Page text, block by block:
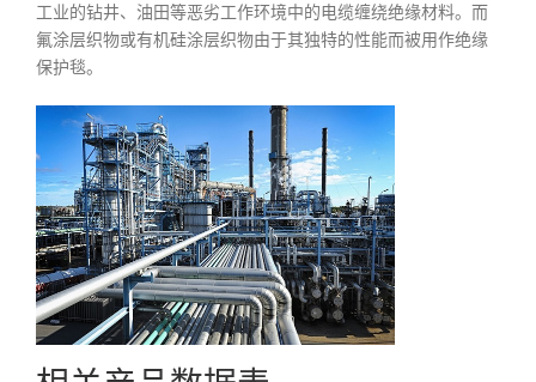
工业的钻井、油田等恶劣工作环境中的电缆缠绕绝缘材料。而
氟涂层织物或有机硅涂层织物由于其独特的性能而被用作绝缘
保护毯。